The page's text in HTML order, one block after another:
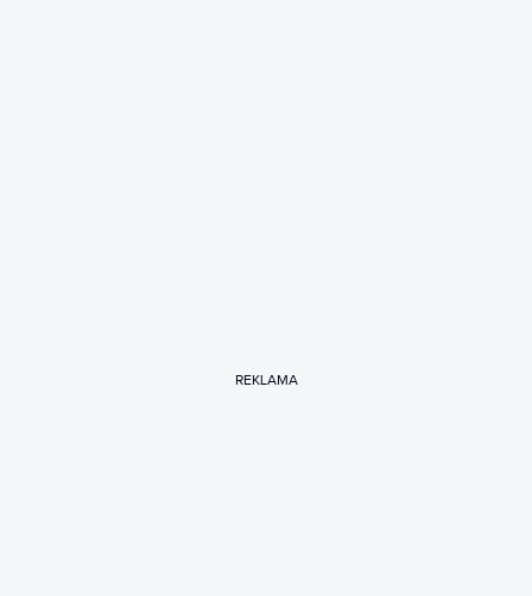
REKLAMA